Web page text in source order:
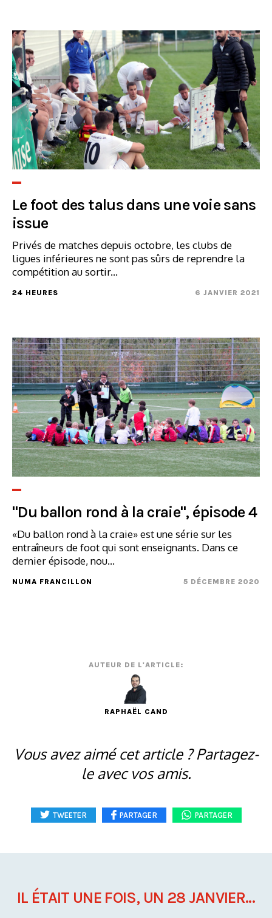
Le foot des talus dans une voie sans
issue
Privés de matches depuis octobre, les clubs de
ligues inférieures ne sont pas sûrs de reprendre la
compétition au sortir...
24 HEURES 6 JANVIER 2021
"Du ballon rond à la craie", épisode 4
«Du ballon rond à la craie» est une série sur les
entraîneurs de foot qui sont enseignants. Dans ce
dernier épisode, nou...
NUMA FRANCILLON 5 DÉCEMBRE 2020
AUTEUR DE L'ARTICLE:
RAPHAËL CAND
Vous avez aimé cet article ? Partagez-
le avec vos amis.
TWEETER PARTAGER PARTAGER
IL ÉTAIT UNE FOIS, UN 28 JANVIER...